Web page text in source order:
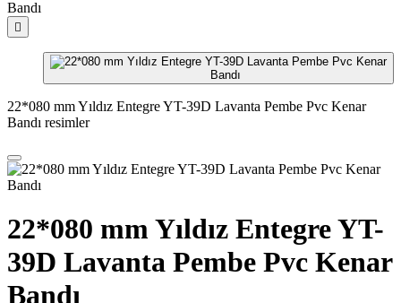

22*080 mm Yıldız Entegre YT-39D Lavanta Pembe Pvc Kenar
Bandı resimler
22*080 mm Yıldız Entegre YT-
39D Lavanta Pembe Pvc Kenar
Bandı